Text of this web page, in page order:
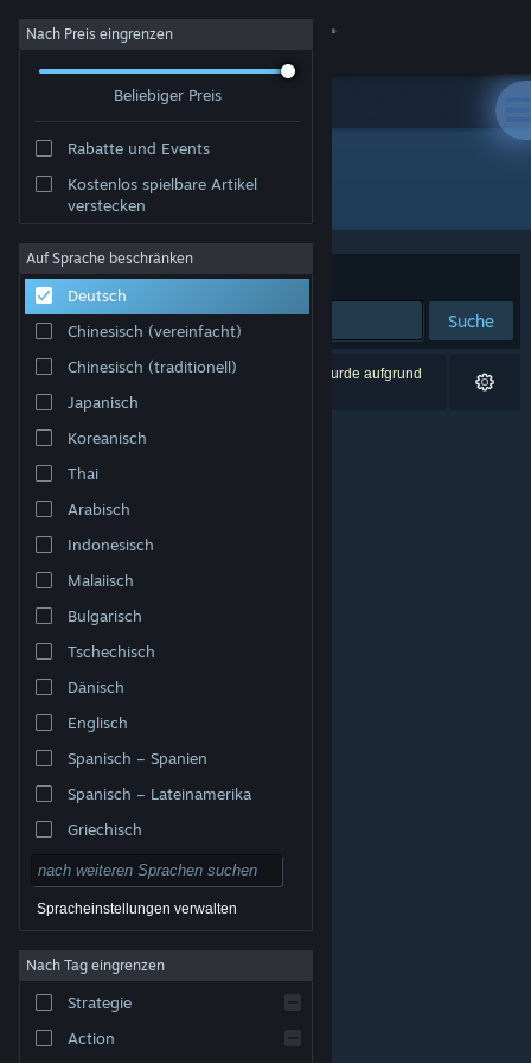
Anmelden
Info
Support
Sprache ändern
Steam-Mobile-App herunterladen
Desktopversion anzeigen
© Valve Corporation. Alle Rechte vorbehalten. Alle
USA und anderen Ländern.
Rechtliches
Barrierefreiheit
Nutzungsvertrag
Nach Preis eingrenzen
Beliebiger Preis
Rabatte und Events
Kostenlos spielbare Artikel
verstecken
Auf Sprache beschränken
Deutsch
Chinesisch (vereinfacht)
Chinesisch (traditionell)
Japanisch
Koreanisch
Thai
Arabisch
Indonesisch
Malaiisch
Bulgarisch
Tschechisch
Dänisch
Englisch
Spanisch – Spanien
Spanisch – Lateinamerika
Griechisch
Spracheinstellungen verwalten
Nach Tag eingrenzen
Strategie
Action
Entwickler: Grip Top Games
Sortieren nach Relevanz
Suche
0 Ergebnisse entsprechen Ihrer Suche. 1 Titel wurde aufgrund
Ihrer Einstellungen ausgeschlossen.